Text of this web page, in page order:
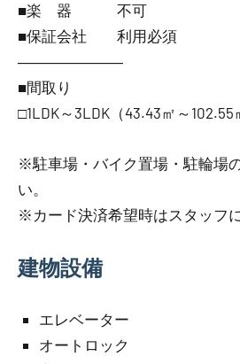
■楽 器 不可
■保証会社 利用必須
―――――――
■間取り
□1LDK～3LDK（43.43㎡～102.55
※駐車場・バイク置場・駐輪場
い。
※カード決済希望時はスタッフ
建物設備
エレベーター
オートロック